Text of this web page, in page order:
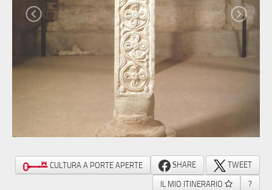
PRESS
CULTURA A PORTE APERTE SHARE
TWEET
IL MIO ITINERARIO
?